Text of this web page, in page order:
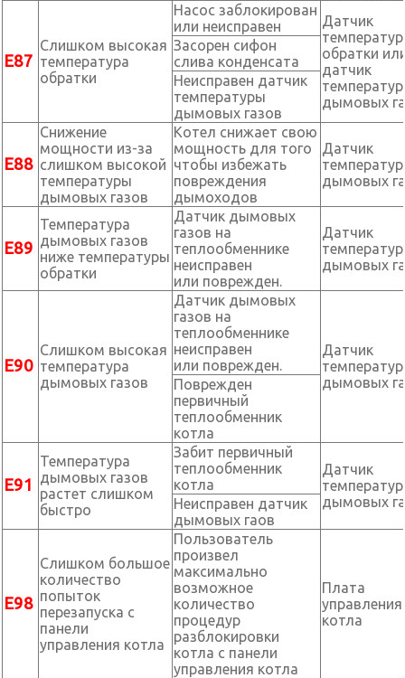
Е87
Слишком высокая
температура
обратки
Насос заблокирован
или неисправен
Датчик
обратки
датчик
дымовых
Засорен сифон
слива конденсата
Неисправен датчик
температуры
дымовых газов
Е88
Снижение
мощности из-за
слишком высокой
температуры
дымовых газов
Котел снижает свою
мощность для того
чтобы избежать
повреждения
дымоходов
Датчик
дымовых
Е89
Температура
дымовых газов
ниже температуры
обратки
Датчик дымовых
газов на
теплообменнике
неисправен
или поврежден.
Датчик
дымовых
Е90
Слишком высокая
температура
дымовых газов
Датчик дымовых
газов на
теплообменнике
неисправен
или поврежден.
Датчик
дымовых
Поврежден
первичный
теплообменник
котла
Е91
Температура
дымовых газов
растет слишком
быстро
Забит первичный
теплообменник
котла
Датчик
дымовых
Неисправен датчик
дымовых гаов
E98
Слишком большое
количество
попыток
перезапуска с
панели
управления котла
Пользователь
произвел
максимально
возможное
количество
процедур
разблокировки
котла с панели
управления котла
Плата
управления
котла